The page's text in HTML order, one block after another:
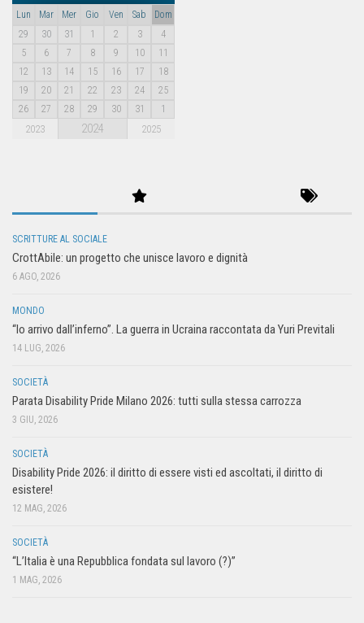
Lun Mar Mer Gio Ven Sab
Dom
29
30 31 1 2 3
4
5
6 7 8 9 10
11
12
13 14 15 16 17
18
19
20 21 22 23 24
25
26
27 28 29 30 31 1
2023 2024 2025
SCRITTURE AL SOCIALE
CrottAbile: un progetto che unisce lavoro e dignità
6 AGO, 2026
MONDO
“Io arrivo dall’inferno”. La guerra in Ucraina raccontata da Yuri Previtali
14 LUG, 2026
SOCIETÀ
Parata Disability Pride Milano 2026: tutti sulla stessa carrozza
3 GIU, 2026
SOCIETÀ
Disability Pride 2026: il diritto di essere visti ed ascoltati, il diritto di
esistere!
12 MAG, 2026
SOCIETÀ
“L’Italia è una Repubblica fondata sul lavoro (?)”
1 MAG, 2026